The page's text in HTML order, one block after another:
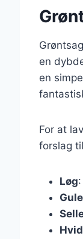
en
en
For at
forslag
Løg